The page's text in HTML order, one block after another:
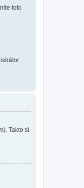
toto
Takto si